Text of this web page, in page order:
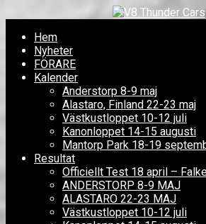
Hem
Nyheter
FÖRARE
Kalender
Anderstorp 8-9 maj
Alastaro, Finland 22-23 maj
Västkustloppet 10-12 juli
Kanonloppet 14-15 augusti
Mantorp Park 18-19
Resultat
Officiellt Test 18 april –
ANDERSTORP 8-9 MAJ
ALASTARO 22-23 MAJ
Västkustloppet 10-12 juli